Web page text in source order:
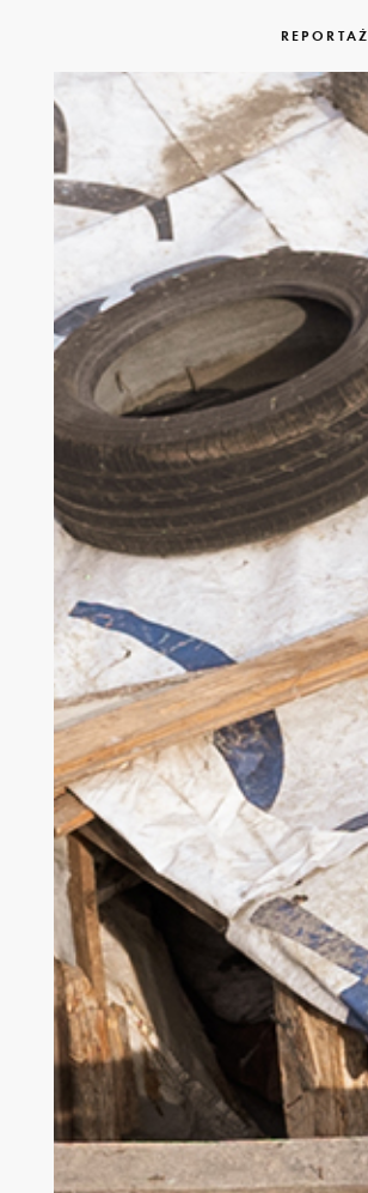
REPORTAŻ